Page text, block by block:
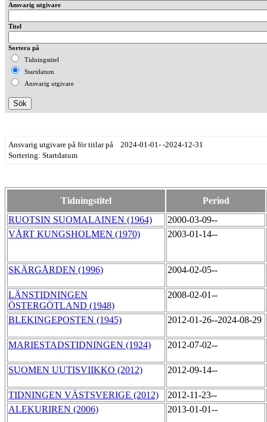
Ansvarig utgivare
Titel
Sortera på
Tidningstitel
Startdatum
Ansvarig utgivare
Ansvarig utgivare på för titlar på 2024-01-01- -2024-12-31
Sortering: Startdatum
Tidningstitel
Period
RUOTSIN SUOMALAINEN (1964)
2000-03-09--
VÅRT KUNGSHOLMEN (1970)
2003-01-14--
SKÄRGÅRDEN (1996) 2004-02-05--
LÄNSTIDNINGEN
ÖSTERGÖTLAND (1948)
2008-02-01--
BLEKINGEPOSTEN (1945) 2012-01-26--2024-08-29
MARIESTADSTIDNINGEN (1924) 2012-07-02--
SUOMEN UUTISVIIKKO (2012) 2012-09-14--
TIDNINGEN VÄSTSVERIGE (2012)
2012-11-23--
ALEKURIREN (2006)
2013-01-01--